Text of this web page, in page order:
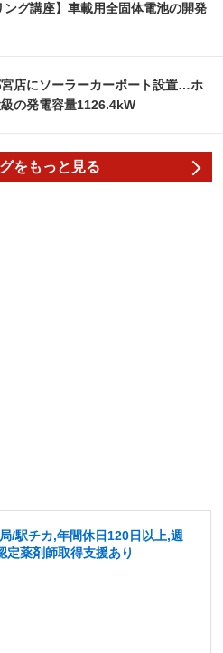
ング講座】車載用全固体電池の開発
店にソーラーカーポート設置…ホ
の発電容量1126.4kW
をもっと見る
/駅チカ,年間休日120日以上,週
薬剤師取得支援あり